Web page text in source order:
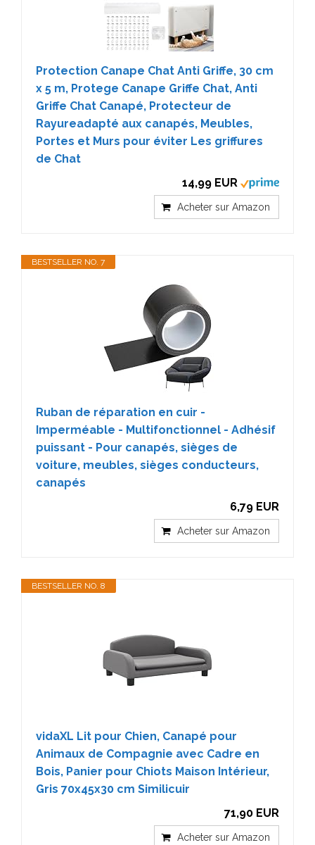
Protection Canape Chat Anti Griffe, 30 cm
x 5 m, Protege Canape Griffe Chat, Anti
Griffe Chat Canapé, Protecteur de
Rayureadapté aux canapés, Meubles,
Portes et Murs pour éviter Les griffures
de Chat
14,99 EUR
Acheter sur Amazon
BESTSELLER NO. 7
Ruban de réparation en cuir -
Imperméable - Multifonctionnel - Adhésif
puissant - Pour canapés, sièges de
voiture, meubles, sièges conducteurs,
canapés
6,79 EUR
Acheter sur Amazon
BESTSELLER NO. 8
vidaXL Lit pour Chien, Canapé pour
Animaux de Compagnie avec Cadre en
Bois, Panier pour Chiots Maison Intérieur,
Gris 70x45x30 cm Similicuir
71,90 EUR
Acheter sur Amazon